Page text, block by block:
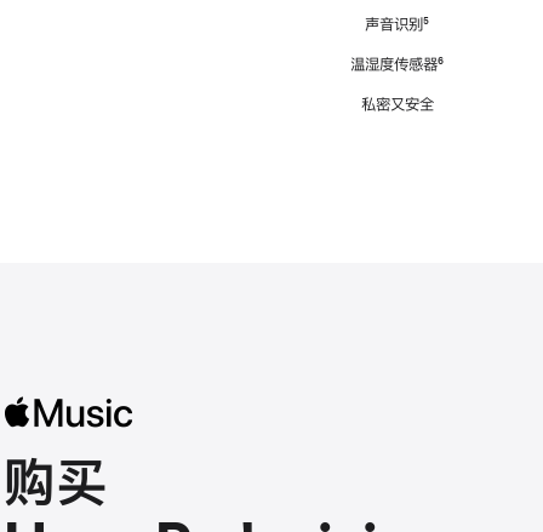
声音识别脚
⁵
温湿度传感器脚
⁶
私密又安全
购买